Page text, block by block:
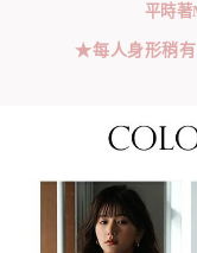
平時著
★每人身形稍